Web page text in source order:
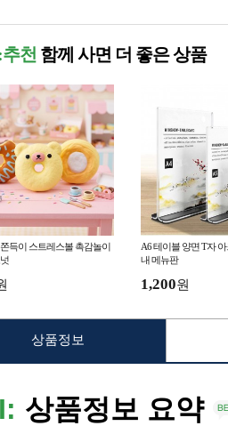
천 함께 사면 더 좋은 상품
득이 스트레스볼 촉감놀이
A6 테이블 양면 T자 아
내 메뉴판
1,200원
상품정보 요약
상품정보